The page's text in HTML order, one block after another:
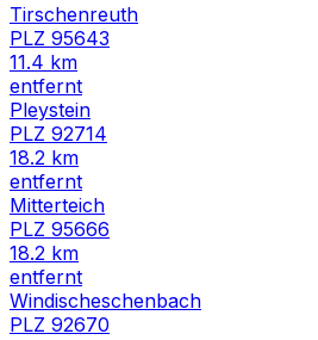
Tirschenreuth
PLZ 95643
11.4 km
entfernt
Pleystein
PLZ 92714
18.2 km
entfernt
Mitterteich
PLZ 95666
18.2 km
entfernt
Windischeschenbach
PLZ 92670